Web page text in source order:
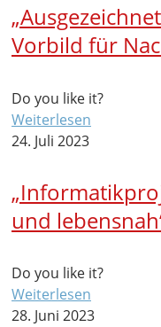
Vorbild für
Do you like it?
Weiterlesen
24. Juli 2023
und
Do you like it?
Weiterlesen
28. Juni 2023